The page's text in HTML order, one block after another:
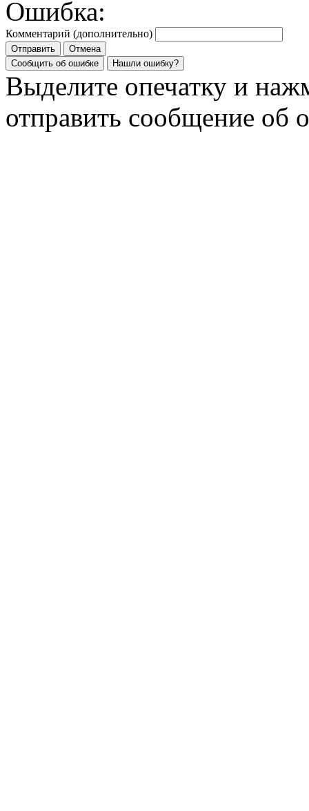
Ошибка:
Комментарий (дополнительно)
Отправить
Отмена
Сообщить об ошибке
Нашли ошибку?
Выделите опечатку и
отправить сообщение об